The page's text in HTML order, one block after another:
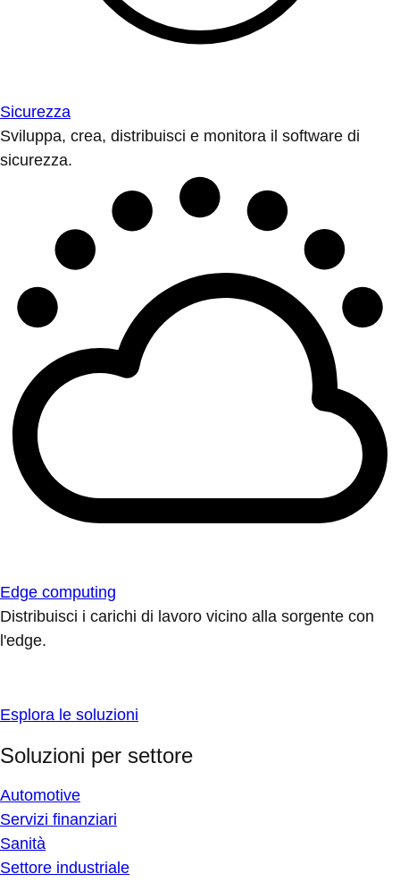
Sicurezza
Sviluppa, crea, distribuisci e monitora il software di
sicurezza.
Edge computing
Distribuisci i carichi di lavoro vicino alla sorgente con
l'edge.
Esplora le soluzioni
Soluzioni per settore
Automotive
Servizi finanziari
Sanità
Settore industriale